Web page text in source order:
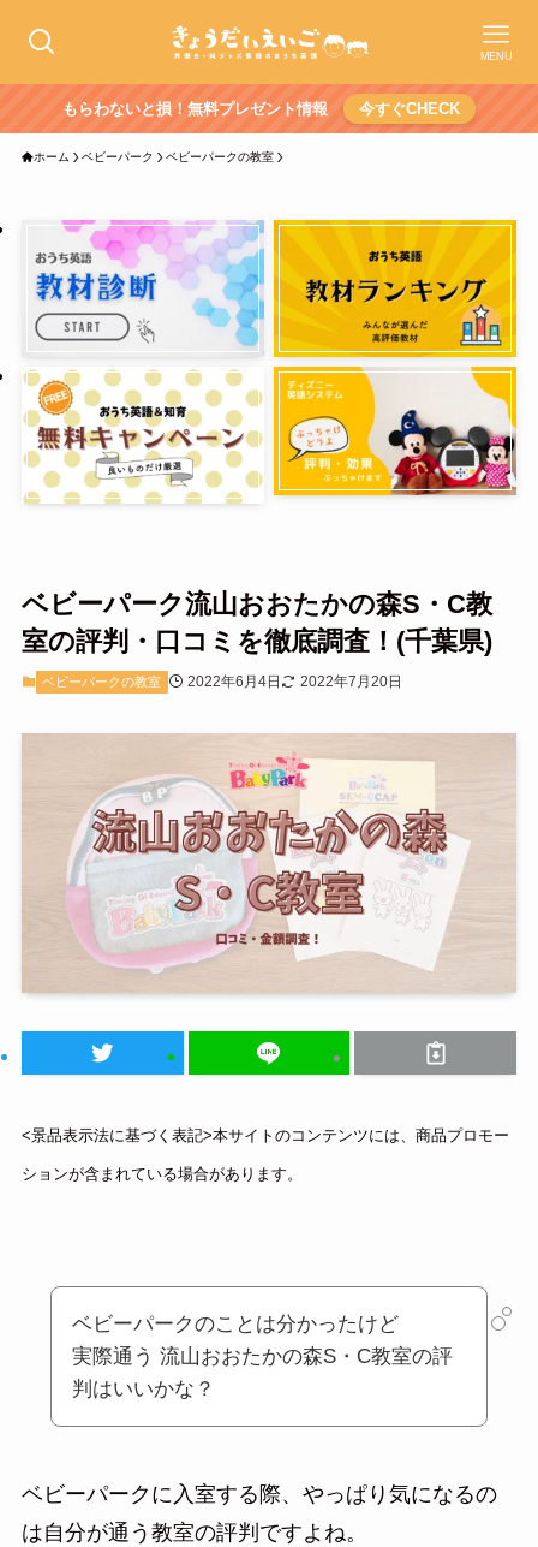
MENU
もらわないと損！無料プレゼント情報 今すぐCHECK
ホーム ベビーパーク ベビーパークの教室
ベビーパーク流山おおたかの森S・C教
室の評判・口コミを徹底調査！(千葉県)
ベビーパークの教室 2022年6月4日 2022年7月20日
<景品表示法に基づく表記>本サイトのコンテンツには、商品プロモー
ションが含まれている場合があります。
ベビーパークのことは分かったけど
実際通う 流山おおたかの森S・C教室の評
判はいいかな？
ベビーパークに入室する際、やっぱり気になるの
は自分が通う教室の評判ですよね。